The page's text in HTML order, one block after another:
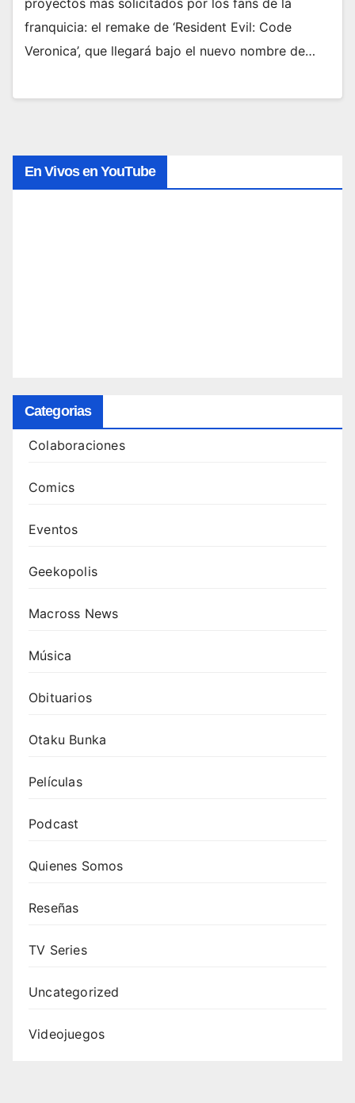
franquicia: el remake de ‘Resident Evil: Code
Veronica’, que llegará bajo el nuevo nombre de…
En Vivos en YouTube
Categorias
Colaboraciones
Comics
Eventos
Geekopolis
Macross News
Música
Obituarios
Otaku Bunka
Películas
Podcast
Quienes Somos
Reseñas
TV Series
Uncategorized
Videojuegos